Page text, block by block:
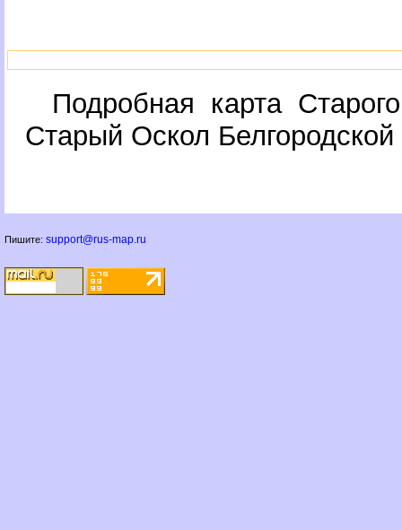
Подробная карта
Старый Оскол Белгородской
Пишите: support@rus-map.ru